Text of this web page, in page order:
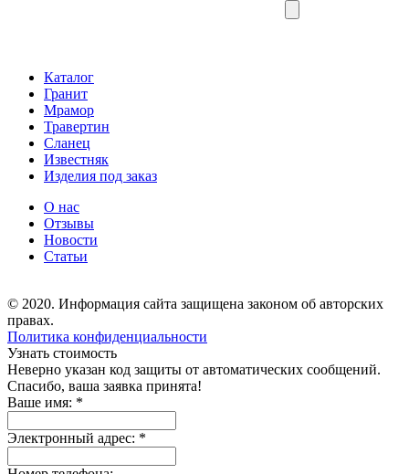
Каталог
Гранит
Мрамор
Травертин
Сланец
Известняк
Изделия под заказ
О нас
Отзывы
Новости
Статьи
© 2020. Информация сайта защищена законом об авторских
правах.
Политика конфиденциальности
Узнать стоимость
Неверно указан код защиты от автоматических сообщений.
Спасибо, ваша заявка принята!
Ваше имя: *
Электронный адрес: *